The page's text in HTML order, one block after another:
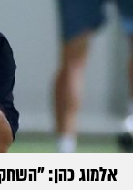
אלמוג כהן: